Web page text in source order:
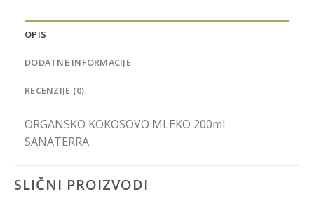
OPIS
DODATNE INFORMACIJE
RECENZIJE (0)
ORGANSKO KOKOSOVO MLEKO 200ml
SANATERRA
SLIČNI PROIZVODI